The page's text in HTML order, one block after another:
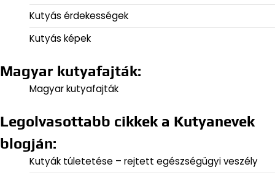
Kutyás érdekességek
Kutyás képek
Magyar kutyafajták:
Magyar kutyafajták
Legolvasottabb cikkek a Kutyanevek
blogján:
Kutyák túletetése – rejtett egészségügyi veszély